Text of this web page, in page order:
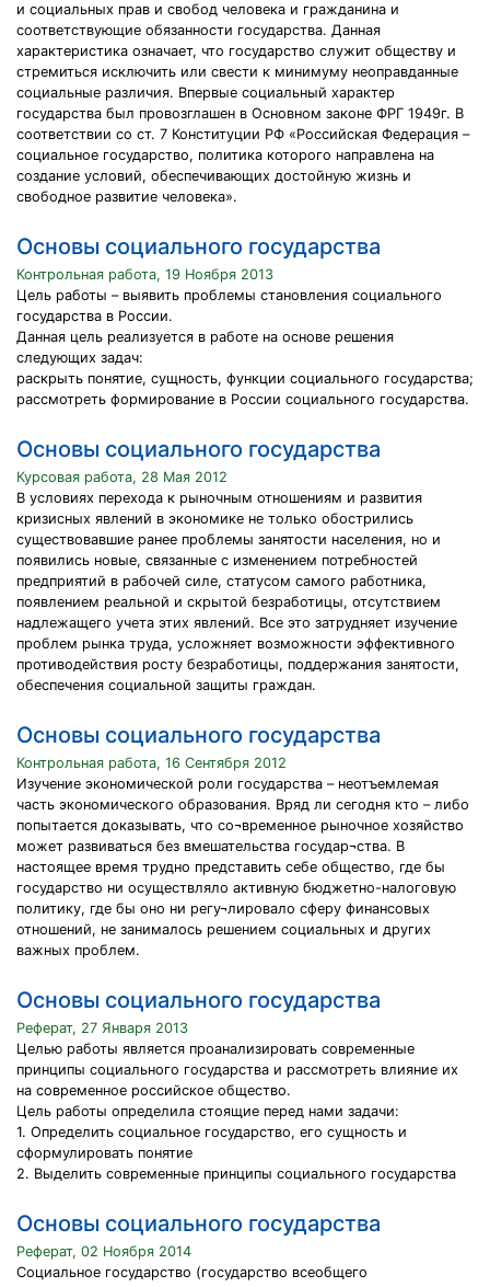
и социальных прав и свобод человека и гражданина и
соответствующие обязанности государства. Данная
характеристика означает, что государство служит обществу и
стремиться исключить или свести к минимуму неоправданные
социальные различия. Впервые социальный характер
государства был провозглашен в Основном законе ФРГ 1949г. В
соответствии со ст. 7 Конституции РФ «Российская Федерация –
социальное государство, политика которого направлена на
создание условий, обеспечивающих достойную жизнь и
свободное развитие человека».
Основы социального государства
Контрольная работа, 19 Ноября 2013
Цель работы – выявить проблемы становления социального
государства в России.
Данная цель реализуется в работе на основе решения
следующих задач:
раскрыть понятие, сущность, функции социального государства;
рассмотреть формирование в России социального государства.
Основы социального государства
Курсовая работа, 28 Мая 2012
В условиях перехода к рыночным отношениям и развития
кризисных явлений в экономике не только обострились
существовавшие ранее проблемы занятости населения, но и
появились новые, связанные с изменением потребностей
предприятий в рабочей силе, статусом самого работника,
появлением реальной и скрытой безработицы, отсутствием
надлежащего учета этих явлений. Все это затрудняет изучение
проблем рынка труда, усложняет возможности эффективного
противодействия росту безработицы, поддержания занятости,
обеспечения социальной защиты граждан.
Основы социального государства
Контрольная работа, 16 Сентября 2012
Изучение экономической роли государства – неотъемлемая
часть экономического образования. Вряд ли сегодня кто – либо
попытается доказывать, что со¬временное рыночное хозяйство
может развиваться без вмешательства государ¬ства. В
настоящее время трудно представить себе общество, где бы
государство ни осуществляло активную бюджетно-налоговую
политику, где бы оно ни регу¬лировало сферу финансовых
отношений, не занималось решением социальных и других
важных проблем.
Основы социального государства
Реферат, 27 Января 2013
Целью работы является проанализировать современные
принципы социального государства и рассмотреть влияние их
на современное российское общество.
Цель работы определила стоящие перед нами задачи:
1. Определить социальное государство, его сущность и
сформулировать понятие
2. Выделить современные принципы социального государства
Основы социального государства
Реферат, 02 Ноября 2014
Социальное государство (государство всеобщего